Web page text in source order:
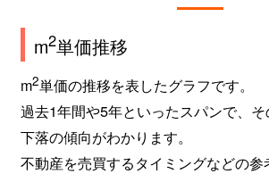
m2単価推移
m2単価の推移を表したグラフです。
過去1年間や5年といったスパンで、そ
下落の傾向がわかります。
不動産を売買するタイミングなどの参